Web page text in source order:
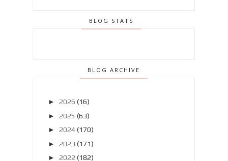
BLOG STATS
BLOG ARCHIVE
► 2026 (16)
► 2025 (63)
► 2024 (170)
► 2023 (171)
► 2022 (182)